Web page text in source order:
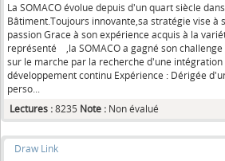
La SOMACO évolue depuis d'un quart siècle
Bâtiment.Toujours innovante,sa stratégie vise à
passion Grace à son expérience acquis à la
représenté ,la SOMACO a gagné son
sur le marche par la recherche d'une
développement continu Expérience : Dérigée
perso...
Lectures :8235 Note : Non évalué
Draw Link